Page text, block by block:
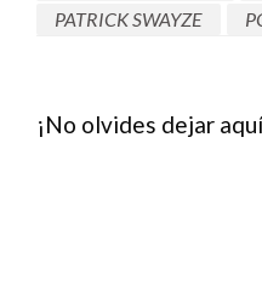
PATRICK SWAYZE
¡No olvides dejar